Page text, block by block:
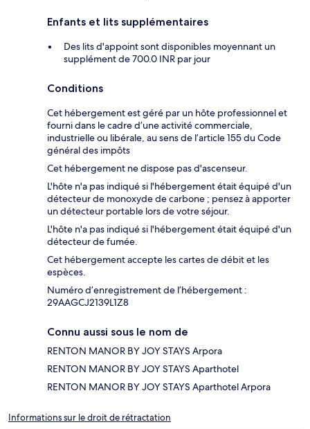
Enfants et lits supplémentaires
Des lits d'appoint sont disponibles moyennant un
supplément de 700.0 INR par jour
Conditions
Cet hébergement est géré par un hôte professionnel et
fourni dans le cadre d’une activité commerciale,
industrielle ou libérale, au sens de l’article 155 du Code
général des impôts
Cet hébergement ne dispose pas d'ascenseur.
L'hôte n'a pas indiqué si l'hébergement était équipé d'un
détecteur de monoxyde de carbone ; pensez à apporter
un détecteur portable lors de votre séjour.
L'hôte n'a pas indiqué si l'hébergement était équipé d'un
détecteur de fumée.
Cet hébergement accepte les cartes de débit et les
espèces.
Numéro d’enregistrement de l’hébergement :
29AAGCJ2139L1Z8
Connu aussi sous le nom de
RENTON MANOR BY JOY STAYS Arpora
RENTON MANOR BY JOY STAYS Aparthotel
RENTON MANOR BY JOY STAYS Aparthotel Arpora
Informations sur le droit de rétractation